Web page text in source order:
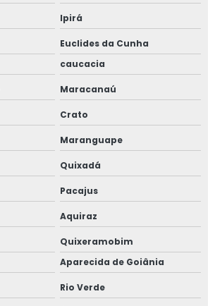
Ipirá
Euclides da Cunha
caucacia
Maracanaú
Crato
Maranguape
Quixadá
Pacajus
Aquiraz
Quixeramobim
Aparecida de Goiânia
Rio Verde